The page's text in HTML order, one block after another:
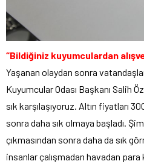
“Bildiğiniz kuyumculardan
Yaşanan olaydan sonra
Kuyumcular Odası Başkanı Salih
sık karşılaşıyoruz. Altın fiyatları
sonra daha sık olmaya başladı.
çıkmasından sonra daha da sık
insanlar çalışmadan havadan para